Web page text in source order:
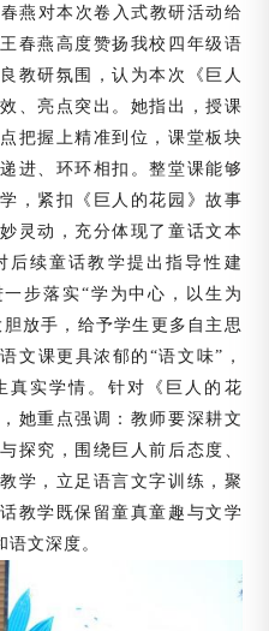
燕对本次卷入式教研活动给
春燕高度赞扬我校四年级语
教研氛围，认为本次《巨 人
、亮点突出。她指出，授课
把握上精准到位，课堂板块
进、环环相扣。整堂课能够
，紧扣《巨人的花园》故事
灵动，充分体现了童话文本
后续童话教学提出指导性建
步落实“学为中心，以生为
放手，给予学生更多自主思
文课更具浓郁的“语文味”，
真实学情。针对《巨人的花
她重点强调：教师要深耕文
探究，围绕巨人前后态度、
学，立足语言文字训练，聚
教学既保留童真童趣与文学
文深度。